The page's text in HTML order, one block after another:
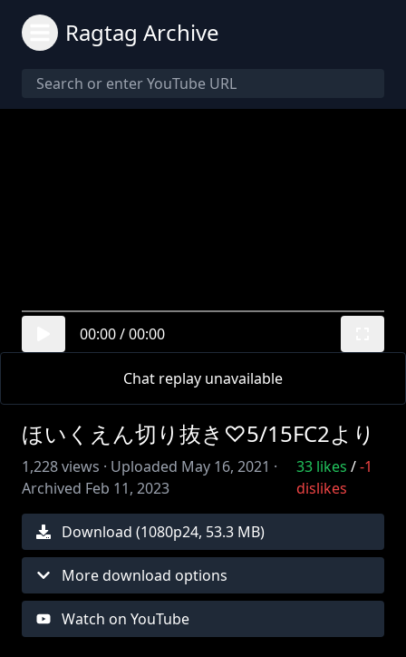
Ragtag Archive
00:00/00:00
Chat replay unavailable
ほいくえん切り抜き♡5/15FC2より
1,228views · Uploaded May 16, 2021 ·
Archived Feb 11, 2023
33likes /-1
dislikes
Download (1080p24, 53.3 MB)
More download options
Watch on YouTube